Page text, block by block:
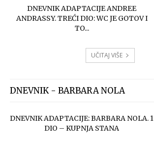
DNEVNIK ADAPTACIJE ANDREE
ANDRASSY. TREĆI DIO: WC JE GOTOV I
TO...
UČITAJ VIŠE
DNEVNIK - BARBARA NOLA
DNEVNIK ADAPTACIJE: BARBARA NOLA. 1
DIO – KUPNJA STANA